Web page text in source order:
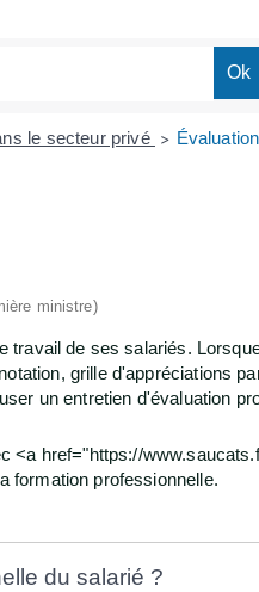
le secteur privé >
ministre)
de ses salariés.
grille d'appréciations
un entretien d'évaluation
<a href="https://
formation professionnelle.
du salarié ?